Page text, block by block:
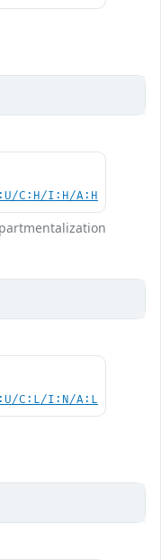
C:H/I:H/A:H
C:L/I:N/A:L